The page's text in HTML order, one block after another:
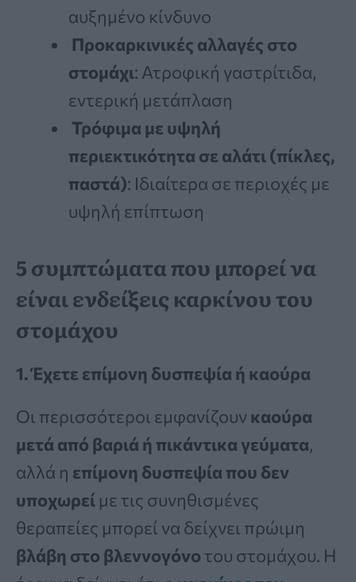
αυξημένο κίνδυνο
Προκαρκινικές αλλαγές στο
στομάχι: Ατροφική γαστρίτιδα,
εντερική μετάπλαση
Τρόφιμα με υψηλή
περιεκτικότητα σε αλάτι (πίκλες,
παστά): Ιδιαίτερα σε περιοχές με
υψηλή επίπτωση
5 συμπτώματα που μπορεί να
είναι ενδείξεις καρκίνου του
στομάχου
1. Έχετε επίμονη δυσπεψία ή καούρα
Οι περισσότεροι εμφανίζουν καούρα
μετά από βαριά ή πικάντικα γεύματα,
αλλά η επίμονη δυσπεψία που δεν
υποχωρεί με τις συνηθισμένες
θεραπείες μπορεί να δείχνει πρώιμη
βλάβη στο βλεννογόνο του στομάχου. Η